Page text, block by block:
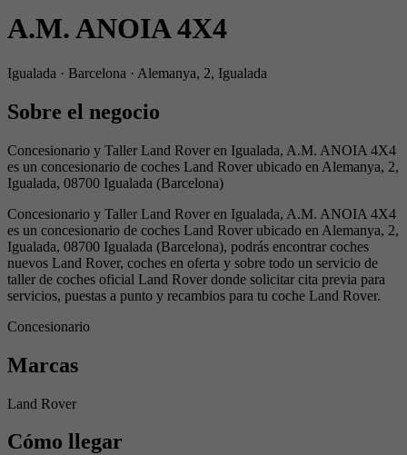
A.M. ANOIA 4X4
Igualada · Barcelona · Alemanya, 2, Igualada
Sobre el negocio
Concesionario y Taller Land Rover en Igualada, A.M. ANOIA 4X4
es un concesionario de coches Land Rover ubicado en Alemanya, 2,
Igualada, 08700 Igualada (Barcelona)
Concesionario y Taller Land Rover en Igualada, A.M. ANOIA 4X4
es un concesionario de coches Land Rover ubicado en Alemanya, 2,
Igualada, 08700 Igualada (Barcelona), podrás encontrar coches
nuevos Land Rover, coches en oferta y sobre todo un servicio de
taller de coches oficial Land Rover donde solicitar cita previa para
servicios, puestas a punto y recambios para tu coche Land Rover.
Concesionario
Marcas
Land Rover
Cómo llegar